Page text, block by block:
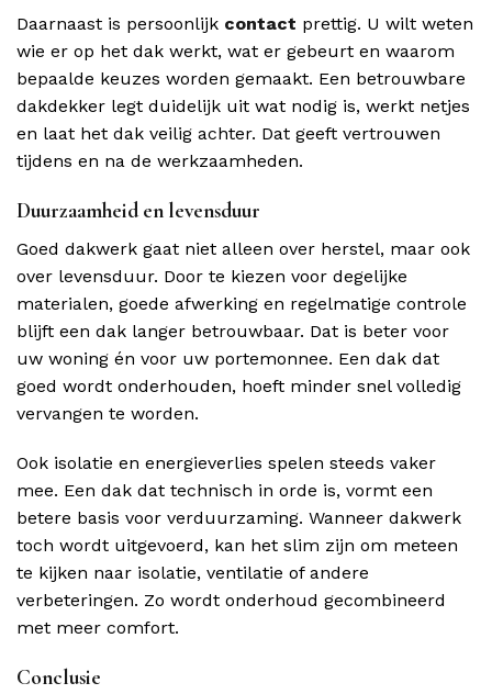
Daarnaast is persoonlijk contact prettig. U wilt weten
wie er op het dak werkt, wat er gebeurt en waarom
bepaalde keuzes worden gemaakt. Een betrouwbare
dakdekker legt duidelijk uit wat nodig is, werkt netjes
en laat het dak veilig achter. Dat geeft vertrouwen
tijdens en na de werkzaamheden.
Duurzaamheid en levensduur
Goed dakwerk gaat niet alleen over herstel, maar ook
over levensduur. Door te kiezen voor degelijke
materialen, goede afwerking en regelmatige controle
blijft een dak langer betrouwbaar. Dat is beter voor
uw woning én voor uw portemonnee. Een dak dat
goed wordt onderhouden, hoeft minder snel volledig
vervangen te worden.
Ook isolatie en energieverlies spelen steeds vaker
mee. Een dak dat technisch in orde is, vormt een
betere basis voor verduurzaming. Wanneer dakwerk
toch wordt uitgevoerd, kan het slim zijn om meteen
te kijken naar isolatie, ventilatie of andere
verbeteringen. Zo wordt onderhoud gecombineerd
met meer comfort.
Conclusie